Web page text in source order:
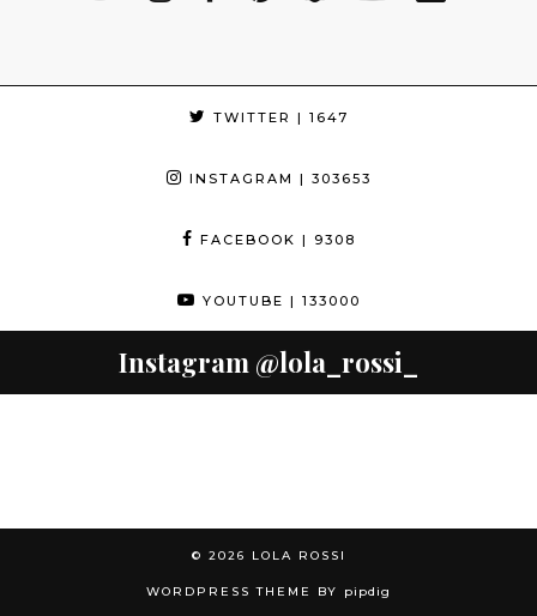
TWITTER | 1647
INSTAGRAM | 303653
FACEBOOK | 9308
YOUTUBE | 133000
Instagram @lola_rossi_
© 2026 LOLA ROSSI
WORDPRESS THEME BY pipdig